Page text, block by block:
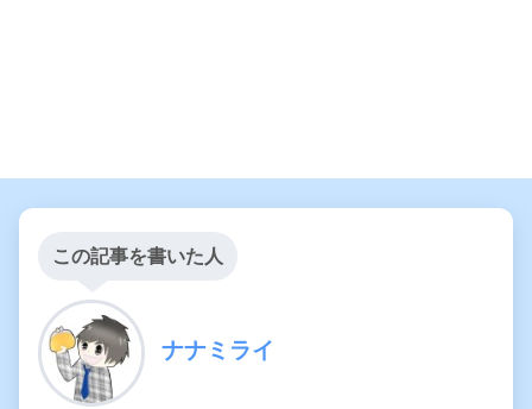
この記事を書いた人
ナナミライ